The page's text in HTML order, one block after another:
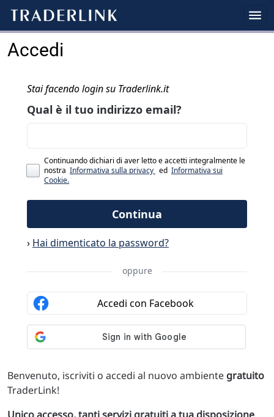
Accedi
Benvenuto, iscriviti o accedi al nuovo ambiente gratuito
TraderLink!